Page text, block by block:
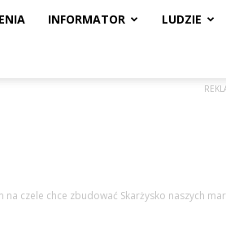
INFORMATOR LUDZIE
czele chce zbudować Skarżysko naszych